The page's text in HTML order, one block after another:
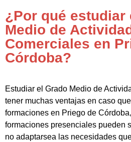
¿Por qué estudiar
Medio de
Comerciales en
Córdoba?
Estudiar el Grado Medio de
tener muchas ventajas en caso
formaciones en Priego de
formaciones presenciales pueden
no adaptarsea las necesidades